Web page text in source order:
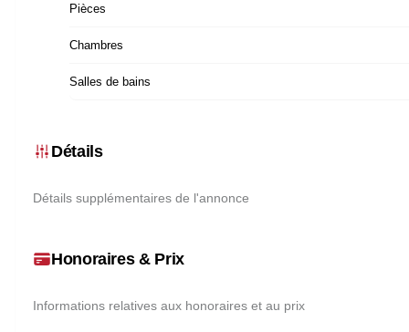
Pièces
Chambres
Salles de bains
Détails
Détails supplémentaires de l'annonce
Honoraires & Prix
Informations relatives aux honoraires et au prix